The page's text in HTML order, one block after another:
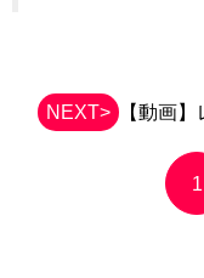
NEXT> 【動画】
1